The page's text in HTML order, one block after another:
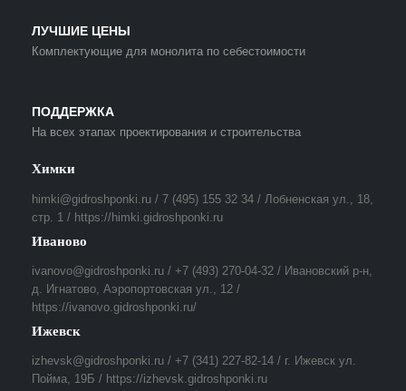
ЛУЧШИЕ ЦЕНЫ
Комплектующие для монолита по себестоимости
ПОДДЕРЖКА
На всех этапах проектирования и строительства
Химки
himki@gidroshponki.ru / 7 (495) 155 32 34 / Лобненская ул., 18,
стр. 1 / https://himki.gidroshponki.ru
Иваново
ivanovo@gidroshponki.ru / +7 (493) 270-04-32 / Ивановский р-н,
д. Игнатово, Аэропортовская ул., 12 /
https://ivanovo.gidroshponki.ru/
Ижевск
izhevsk@gidroshponki.ru / +7 (341) 227-82-14 / г. Ижевск ул.
Пойма, 19Б / https://izhevsk.gidroshponki.ru